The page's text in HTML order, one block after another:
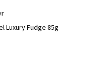
Luxury Fudge 85g